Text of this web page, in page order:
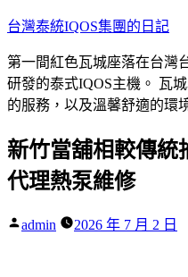
跳
主
要
內
台灣泰統IQOS集團的日記
第一間紅色瓦城座落在台灣
研發的泰式IQOS主機。 瓦
的服務，以及溫馨舒適的環
新竹當舖相較傳統
代理熱泵維修
作
admin 2026 年 7 月 2 日